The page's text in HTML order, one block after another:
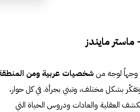
شخصيات عربية ومن
وتفكّر بشكل مختلف، وتبني بجرأة. في كل حوار،
العقلية والعادات ودروس الحياة التي